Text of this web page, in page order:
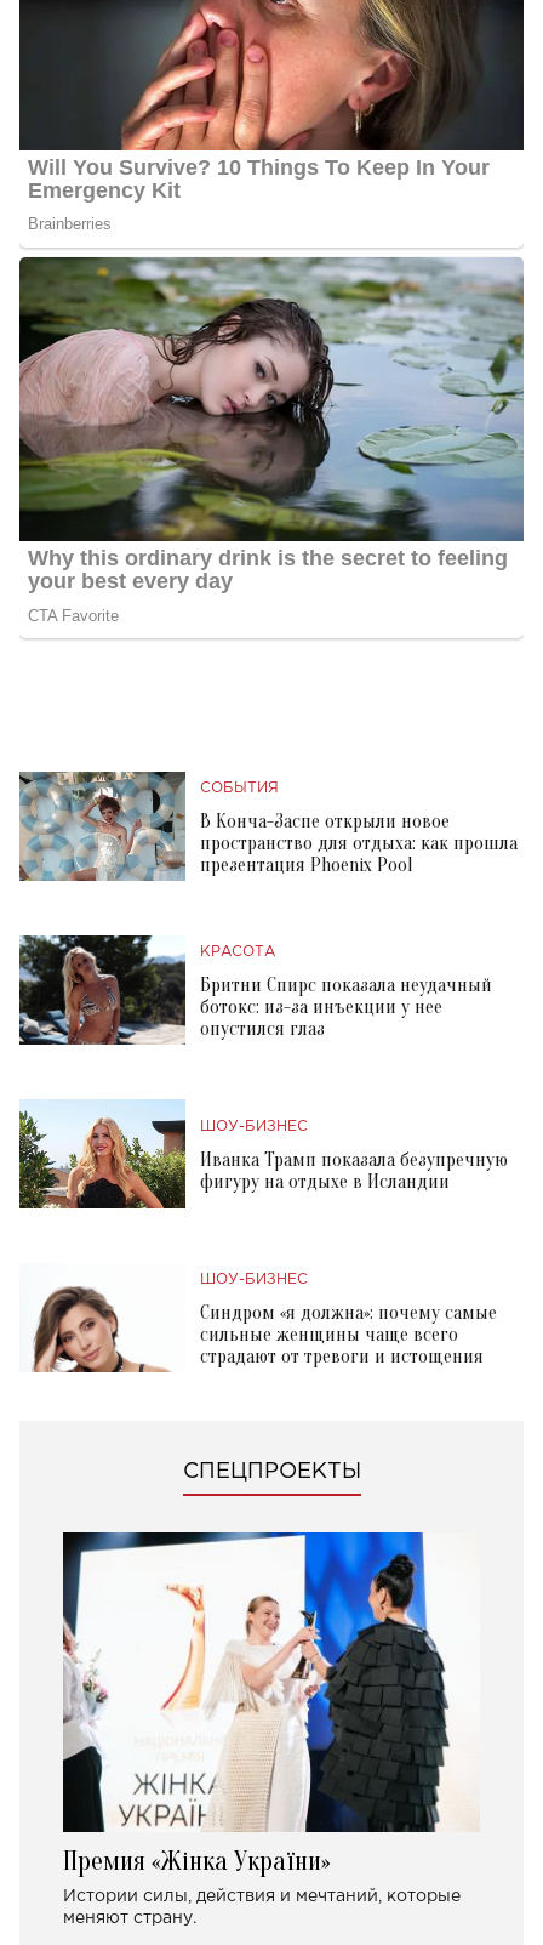
СОБЫТИЯ
В Конча-Заспе открыли новое
пространство для отдыха: как прошла
презентация Phoenix Pool
КРАСОТА
Бритни Спирс показала неудачный
ботокс: из-за инъекции у нее
опустился глаз
ШОУ-БИЗНЕС
Иванка Трамп показала безупречную
фигуру на отдыхе в Исландии
ШОУ-БИЗНЕС
Синдром «я должна»: почему самые
сильные женщины чаще всего
страдают от тревоги и истощения
СПЕЦПРОЕКТЫ
Премия «Жінка України»
Истории силы, действия и мечтаний, которые
меняют страну.